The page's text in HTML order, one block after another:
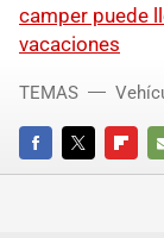
camper puede
vacaciones
FACEBOOKTWITTER
TEMAS